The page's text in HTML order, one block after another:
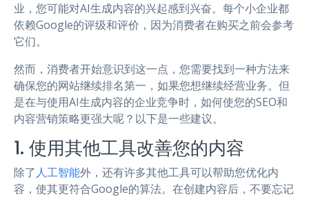
业，您可能对AI生成内容的兴起感到兴奋。每个小企业都
依赖Google的评级和评价，因为消费者在购买之前会参考
它们。
然而，消费者开始意识到这一点，您需要找到一种方法来
确保您的网站继续排名第一，如果您想继续经营业务。但
是在与使用AI生成内容的企业竞争时，如何使您的SEO和
内容营销策略更强大呢？以下是一些建议。
1. 使用其他工具改善您的内容
除了人工智能外，还有许多其他工具可以帮助您优化内
容，使其更符合Google的算法。在创建内容后，不要忘记